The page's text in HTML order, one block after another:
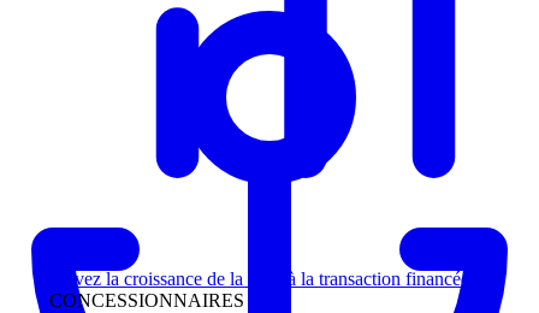
Suivez la croissance de la piste à la transaction financée
CONCESSIONNAIRES